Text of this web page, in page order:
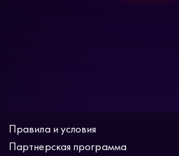
Правила и условия
Партнерская программа